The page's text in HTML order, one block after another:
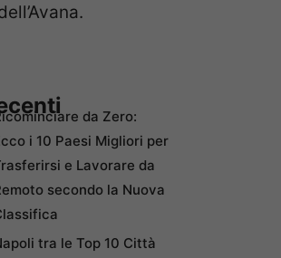
da Zero:
i 10 Paesi Migliori per
e Lavorare da
secondo la Nuova
tra le Top 10 Città